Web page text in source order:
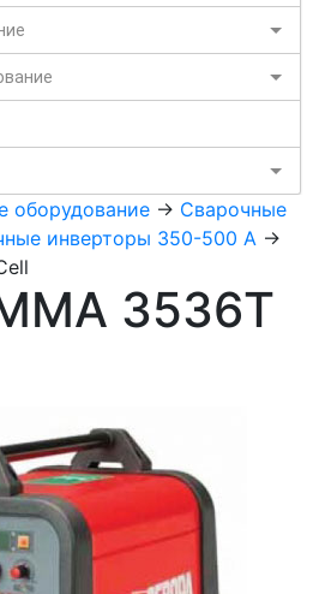
оборудование -> Сварочные
инверторы 350-500 А ->
3536T